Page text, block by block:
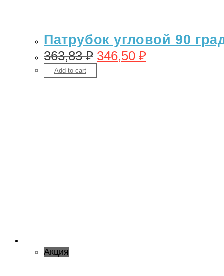
Патрубок угловой 90
363,83₽ 346,50 ₽
Add to cart
Акция